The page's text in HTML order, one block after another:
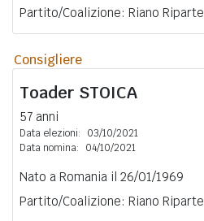
Partito/Coalizione: Riano Riparte
Consigliere
Toader STOICA
57 anni
Data elezioni:
03/10/2021
Data nomina:
04/10/2021
Nato a Romania il 26/01/1969
Partito/Coalizione: Riano Riparte